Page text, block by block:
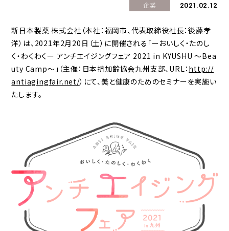
企業 2021.02.12
新日本製薬 株式会社（本社：福岡市、代表取締役社長：後藤孝
洋）は、2021年2月20日（土）に開催される「ーおいしく・たのし
く・わくわくー アンチエイジングフェア 2021 in KYUSHU ～Bea
uty Camp～」（主催：日本抗加齢協会九州支部、URL： http://
antiagingfair.net/）にて、美と健康のためのセミナーを実施い
たします。